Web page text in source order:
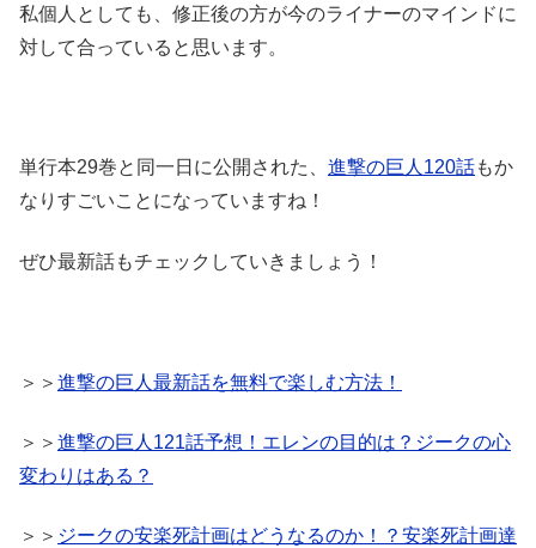
私個人としても、修正後の方が今のライナーのマインドに
対して合っていると思います。
単行本29巻と同一日に公開された、 進撃の巨人120話もか
なりすごいことになっていますね！
ぜひ最新話もチェックしていきましょう！
＞＞ 進撃の巨人最新話を無料で楽しむ方法！
＞＞ 進撃の巨人121話予想！エレンの目的は？ジークの心
変わりはある？
＞＞ ジークの安楽死計画はどうなるのか！？安楽死計画達